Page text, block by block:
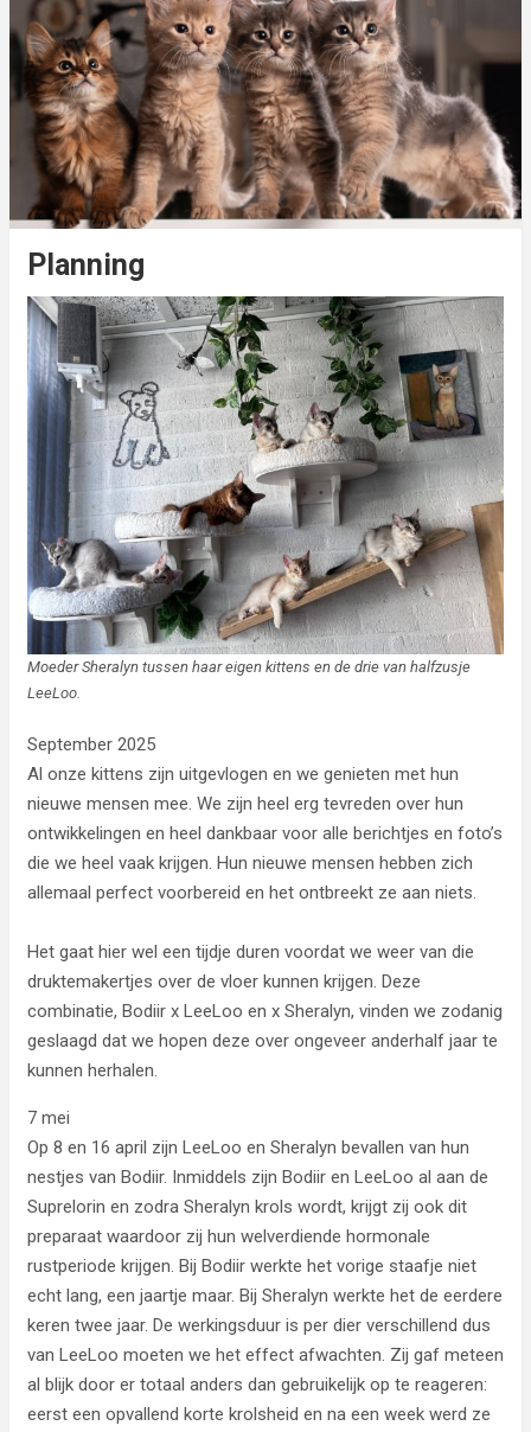
Planning
Moeder Sheralyn tussen haar eigen kittens en de drie van halfzusje
LeeLoo.
September 2025
Al onze kittens zijn uitgevlogen en we genieten met hun
nieuwe mensen mee. We zijn heel erg tevreden over hun
ontwikkelingen en heel dankbaar voor alle berichtjes en foto’s
die we heel vaak krijgen. Hun nieuwe mensen hebben zich
allemaal perfect voorbereid en het ontbreekt ze aan niets.
Het gaat hier wel een tijdje duren voordat we weer van die
druktemakertjes over de vloer kunnen krijgen. Deze
combinatie, Bodiir x LeeLoo en x Sheralyn, vinden we zodanig
geslaagd dat we hopen deze over ongeveer anderhalf jaar te
kunnen herhalen.
7 mei
Op 8 en 16 april zijn LeeLoo en Sheralyn bevallen van hun
nestjes van Bodiir. Inmiddels zijn Bodiir en LeeLoo al aan de
Suprelorin en zodra Sheralyn krols wordt, krijgt zij ook dit
preparaat waardoor zij hun welverdiende hormonale
rustperiode krijgen. Bij Bodiir werkte het vorige staafje niet
echt lang, een jaartje maar. Bij Sheralyn werkte het de eerdere
keren twee jaar. De werkingsduur is per dier verschillend dus
van LeeLoo moeten we het effect afwachten. Zij gaf meteen
al blijk door er totaal anders dan gebruikelijk op te reageren:
eerst een opvallend korte krolsheid en na een week werd ze